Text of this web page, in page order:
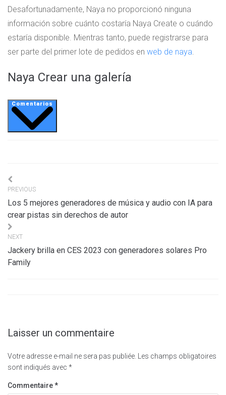
Desafortunadamente, Naya no proporcionó ninguna
información sobre cuánto costaría Naya Create o cuándo
estaría disponible. Mientras tanto, puede registrarse para
ser parte del primer lote de pedidos en web de naya
Naya Crear una galería
Comentarios
Navigation
de
l’article
PREVIOUS
Los 5 mejores generadores de música y audio con IA para
crear pistas sin derechos de autor
NEXT
Jackery brilla en CES 2023 con generadores solares Pro
Family
Laisser un commentaire
Votre adresse e-mail ne sera pas publiée. Les champs obligatoires
sont indiqués avec *
Commentaire*